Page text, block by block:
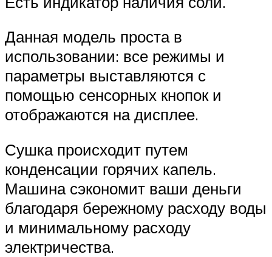
Данная модель проста в
использовании: все режимы и
параметры выставляются с
помощью сенсорных кнопок и
отображаются на дисплее.
Сушка происходит путем
конденсации горячих капель.
Машина сэкономит ваши деньги
благодаря бережному расходу воды
и минимальному расходу
электричества.